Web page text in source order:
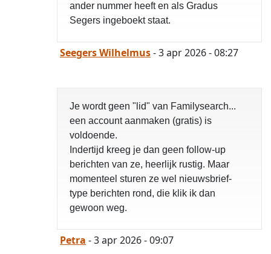
ander nummer heeft en als Gradus
Segers ingeboekt staat.
Seegers Wilhelmus- 3 apr 2026 - 08:27
Je wordt geen "lid" van Familysearch...
een account aanmaken (gratis) is
voldoende.
Indertijd kreeg je dan geen follow-up
berichten van ze, heerlijk rustig. Maar
momenteel sturen ze wel nieuwsbrief-
type berichten rond, die klik ik dan
gewoon weg.
Petra - 3 apr 2026 - 09:07